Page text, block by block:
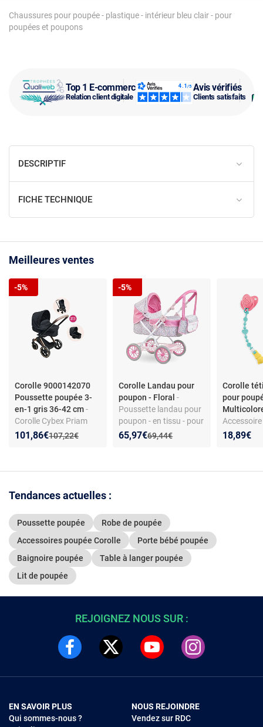
Top 1 E-commerce
Relation client digitale
Avis vérifiés
Clients satisfaits
Chaussures pour poupée - plastique - intérieur bleu clair - pour
poupées et poupons
DESCRIPTIF
FICHE TECHNIQUE
Meilleures ventes
Corolle 9000142070
Poussette poupée 3-
en-1 gris 36-42 cm-
Corolle Cybex Priam
Poussette 3-en-1 pour
Ancien prix :
107,22€
Nouveau prix :
101,86€
Réduction de :
-5%
Corolle Landau pour
poupon - Floral-
Poussette landau pour
poupon - en tissu - pour
enfant dès 3 ans
Ancien prix :
69,44€
Nouveau prix :
65,97€
Réduction de :
-5%
Corolle
pour
tétine
18,89€
Tendances actuelles :
Poussette poupée
Robe de poupée
Accessoires poupée Corolle
Porte bébé poupée
Baignoire poupée
Table à langer poupée
Lit de poupée
REJOIGNEZ NOUS SUR :
EN SAVOIR PLUS
Qui sommes-nous ?
NOUS REJOINDRE
Vendez sur RDC